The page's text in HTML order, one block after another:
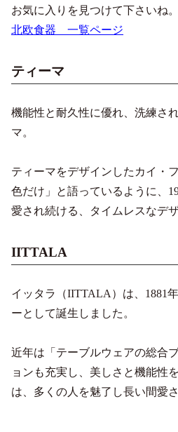
お気に入りを見つけて下さいね。
北欧食器 一覧ページ
ティーマ
機能性と耐久性に優れ、洗練さ
マ。
ティーマをデザインしたカイ・
色だけ」と語っているように、
愛され続ける、タイムレスなデ
IITTALA
イッタラ（IITTALA）は、1881
ーとして誕生しました。
近年は「テーブルウェアの総合
ョンも充実し、美しさと機能性
は、多くの人を魅了し長い間愛